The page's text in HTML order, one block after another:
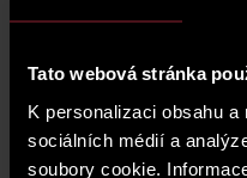
Tato webová stránka
K personalizaci obsahu
sociálních médií a
soubory cookie.
RESERVATION FEE
CZK 100,000 + legal
date of signing the